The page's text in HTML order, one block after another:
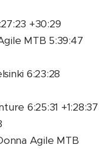
+30:29
MTB 5:39:47
6:23:28
6:25:31 +1:28:37
Agile MTB